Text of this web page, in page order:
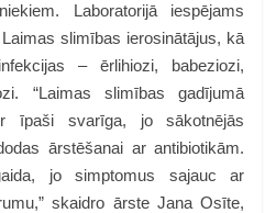
Laboratorijā iespējams
slimības ierosinātājus, kā
– ērlihiozi, babeziozi,
“Laimas slimības gadījumā
īpaši svarīga, jo sākotnējās
ārstēšanai ar antibiotikām.
jo simptomus sajauc ar
skaidro ārste Jana Osīte,